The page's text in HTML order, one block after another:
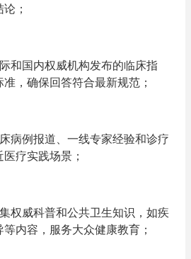
论；
和国内权威机构发布的临床指
，确保回答符合最新规范；
病例报道、一线专家经验和诊疗
医疗实践场景；
集权威科普和公共卫生知识，如疾
内容，服务大众健康教育；